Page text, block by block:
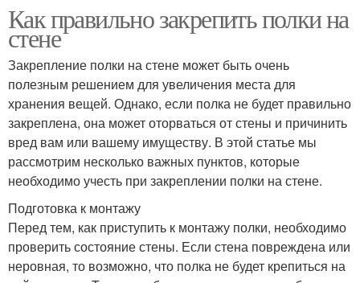
Как правильно закрепить полки на
стене
Закрепление полки на стене может быть очень
полезным решением для увеличения места для
хранения вещей. Однако, если полка не будет правильно
закреплена, она может оторваться от стены и причинить
вред вам или вашему имуществу. В этой статье мы
рассмотрим несколько важных пунктов, которые
необходимо учесть при закреплении полки на стене.
Подготовка к монтажу
Перед тем, как приступить к монтажу полки, необходимо
проверить состояние стены. Если стена повреждена или
неровная, то возможно, что полка не будет крепиться на